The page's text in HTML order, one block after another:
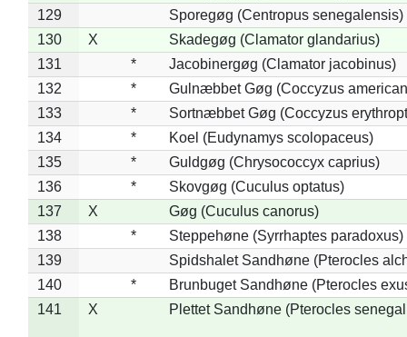
129
Sporegøg (Centropus senegalensis)
130
X
Skadegøg (Clamator glandarius)
131
*
Jacobinergøg (Clamator jacobinus)
132
*
Gulnæbbet Gøg (Coccyzus
133
*
Sortnæbbet Gøg (Coccyzus
134
*
Koel (Eudynamys scolopaceus)
135
*
Guldgøg (Chrysococcyx caprius)
136
*
Skovgøg (Cuculus optatus)
137
X
Gøg (Cuculus canorus)
138
*
Steppehøne (Syrrhaptes paradoxus)
139
Spidshalet Sandhøne (Pterocles
140
*
Brunbuget Sandhøne (Pterocles
141
X Plettet Sandhøne (Pterocles